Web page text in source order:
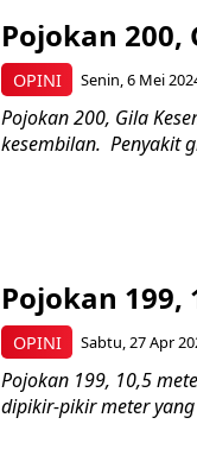
OPINI
Pojokan 200,
Senin, 6 Mei
Pojokan 200, Gila
kesembilan. Penyakit
OPINI
Pojokan 199,
Sabtu, 27 Apr
Pojokan 199, 10,5
dipikir-pikir meter